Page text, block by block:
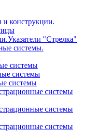
конструкции.
"Стрелка"
системы.
системы
системы
системы
системы
системы
системы